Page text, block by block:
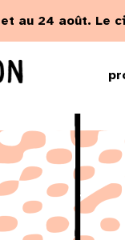
au 24 août. Le